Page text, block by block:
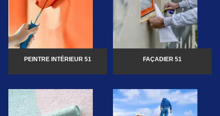
PEINTRE INTÉRIEUR 51 FAÇADIER 51